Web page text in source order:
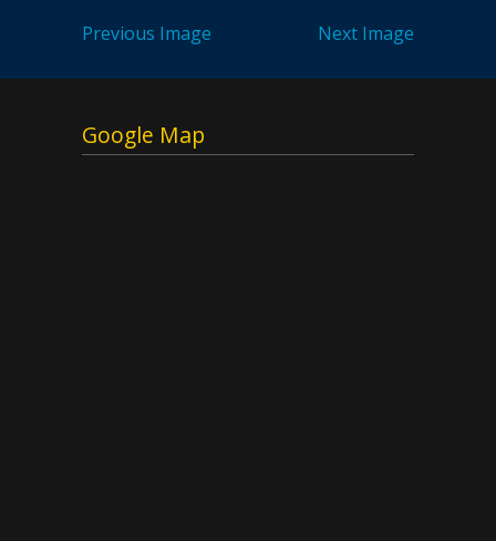
Previous Image Next Image
Google Map